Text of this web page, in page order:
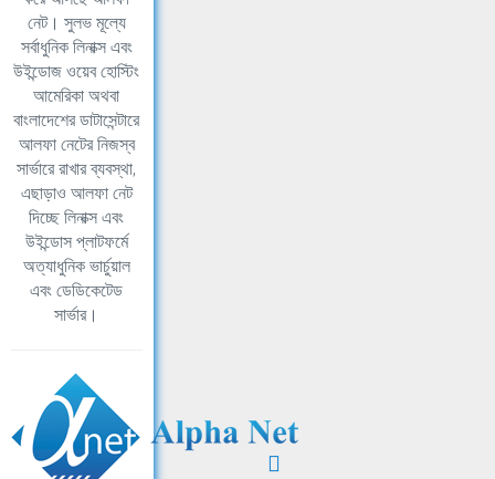
নেট। সুলভ মূল্যে
সর্বাধুনিক লিনাক্স এবং
উইন্ডোজ ওয়েব হোস্টিং
আমেরিকা অথবা
বাংলাদেশের ডাটাসেন্টারে
আলফা নেটের নিজস্ব
সার্ভারে রাখার ব্যবস্থা,
এছাড়াও আলফা নেট
দিচ্ছে লিনাক্স এবং
উইন্ডোস প্লাটফর্মে
অত্যাধুনিক ভার্চুয়াল
এবং ডেডিকেটেড
সার্ভার।